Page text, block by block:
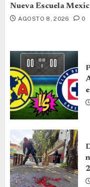
Nueva Escuela
AGOSTO 8, 2026 0